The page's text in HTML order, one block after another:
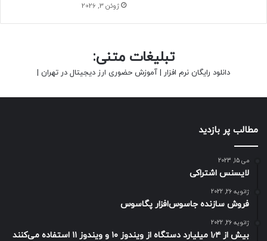
ژوئن 3, 2026
تبلیغات متنی:
دانلود رایگان نرم افزار | آموزش حضوری ارز دیجیتال در تهران |
مطالب پر بازدید
می 15, 2023
لایسنس اشتراکی
ژانویه 26, 2022
فروش سازنده جاسوس‌افزار پگاسوس
ژانویه 26, 2022
بیش از ۱٫۴ میلیارد دستگاه از ویندوز ۱۰ و ویندوز ۱۱ استفاده می‌کنند